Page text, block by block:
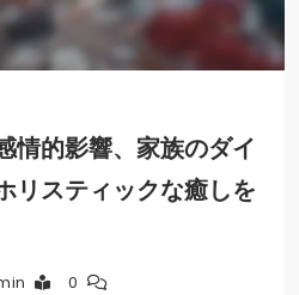
情的影響、家族のダイ
リスティックな癒しを
0